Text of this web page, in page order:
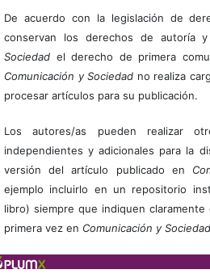
De acuerdo con la legislación de
conservan los derechos de autoría
Sociedadel derecho de primera
Comunicación y Sociedad no realiza
procesar artículos para su publicación.
Los autores/as pueden realizar
independientes y adicionales para la
versión del artículo publicado en
ejemplo incluirlo en un repositorio
libro) siempre que indiquen
primera vez en Comunicación y Sociedad